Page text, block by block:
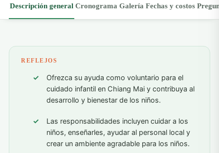
Descripción general Cronograma Galería Fechas y costos
REFLEJOS
Ofrezca su ayuda como voluntario para el
cuidado infantil en Chiang Mai y contribuya al
desarrollo y bienestar de los niños.
Las responsabilidades incluyen cuidar a los
niños, enseñarles, ayudar al personal local y
crear un ambiente agradable para los niños.